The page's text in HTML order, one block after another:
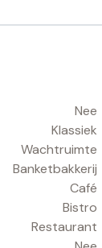
Nee
Klassiek
Wachtruimte
Banketbakkerij
Café
Bistro
Restaurant